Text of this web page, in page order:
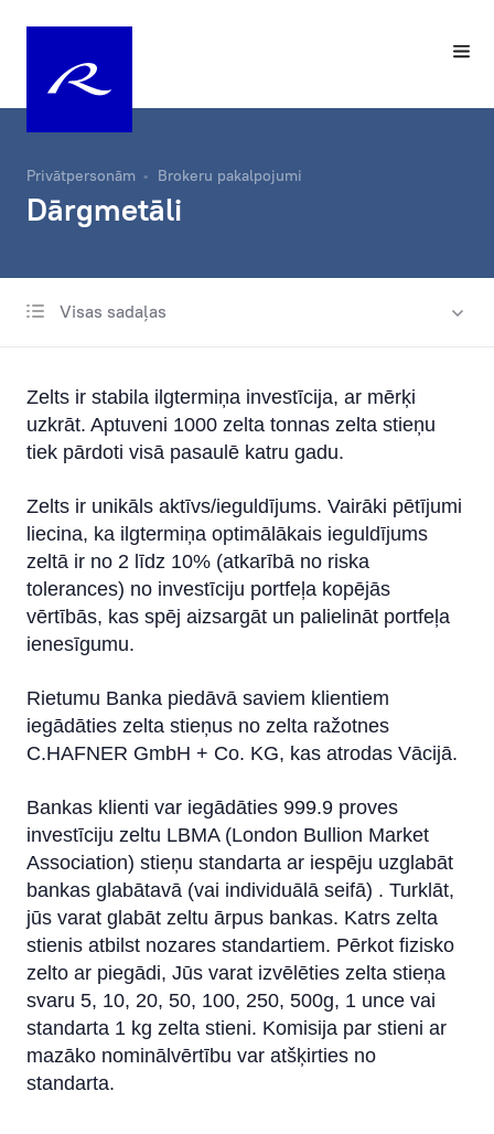
Privātpersonām Brokeru pakalpojumi
Dārgmetāli
Visas sadaļas
Finansēšana
Zelts ir stabila ilgtermiņa investīcija, ar mērķi
uzkrāt. Aptuveni 1000 zelta tonnas zelta stieņu
tiek pārdoti visā pasaulē katru gadu.
Zelts ir unikāls aktīvs/ieguldījums. Vairāki pētījumi
liecina, ka ilgtermiņa optimālākais ieguldījums
zeltā ir no 2 līdz 10% (atkarībā no riska
tolerances) no investīciju portfeļa kopējās
vērtībās, kas spēj aizsargāt un palielināt portfeļa
ienesīgumu.
Rietumu Banka piedāvā saviem klientiem
iegādāties zelta stieņus no zelta ražotnes
C.HAFNER GmbH + Co. KG, kas atrodas Vācijā.
Bankas klienti var iegādāties 999.9 proves
investīciju zeltu LBMA (London Bullion Market
Association) stieņu standarta ar iespēju uzglabāt
bankas glabātavā (vai individuālā seifā) . Turklāt,
jūs varat glabāt zeltu ārpus bankas. Katrs zelta
stienis atbilst nozares standartiem. Pērkot fizisko
zelto ar piegādi, Jūs varat izvēlēties zelta stieņa
svaru 5, 10, 20, 50, 100, 250, 500g, 1 unce vai
standarta 1 kg zelta stieni. Komisija par stieni ar
mazāko nominālvērtību var atšķirties no
standarta.